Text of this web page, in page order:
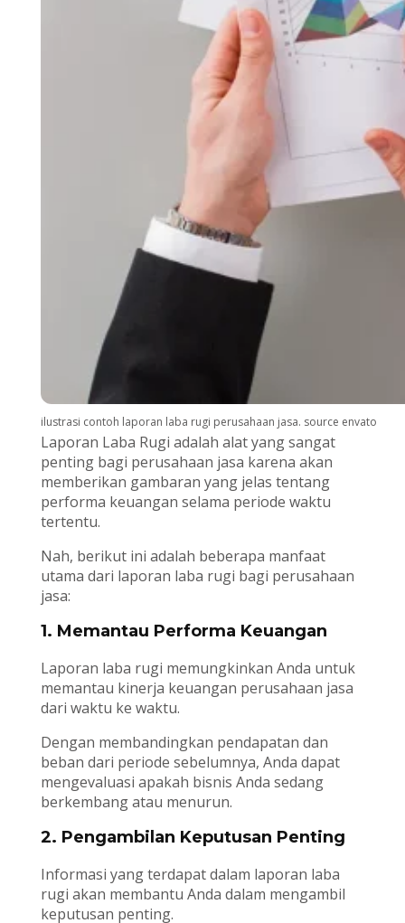
ilustrasi contoh laporan laba rugi perusahaan jasa. source envato
Laporan Laba Rugi adalah alat yang sangat
penting bagi perusahaan jasa karena akan
memberikan gambaran yang jelas tentang
performa keuangan selama periode waktu
tertentu.
Nah, berikut ini adalah beberapa manfaat
utama dari laporan laba rugi bagi perusahaan
jasa:
1. Memantau Performa Keuangan
Laporan laba rugi memungkinkan Anda untuk
memantau kinerja keuangan perusahaan jasa
dari waktu ke waktu.
Dengan membandingkan pendapatan dan
beban dari periode sebelumnya, Anda dapat
mengevaluasi apakah bisnis Anda sedang
berkembang atau menurun.
2. Pengambilan Keputusan Penting
Informasi yang terdapat dalam laporan laba
rugi akan membantu Anda dalam mengambil
keputusan penting.